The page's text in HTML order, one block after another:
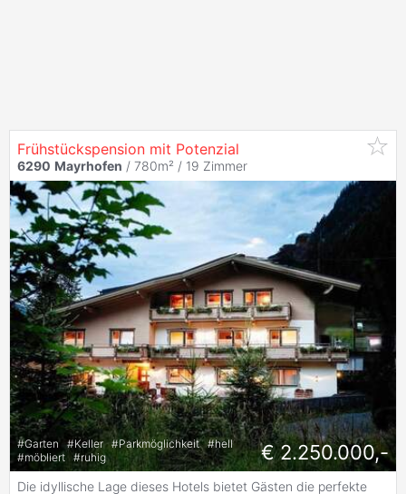
Frühstückspension mit Potenzial
6290 Mayrhofen / 780m² / 19 Zimmer
#Garten #Keller #Parkmöglichkeit #hell
#möbliert #ruhig € 2.250.000,-
Die idyllische Lage dieses Hotels bietet Gästen die perfekte